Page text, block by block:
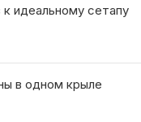
идеальному сетапу
в одном крыле